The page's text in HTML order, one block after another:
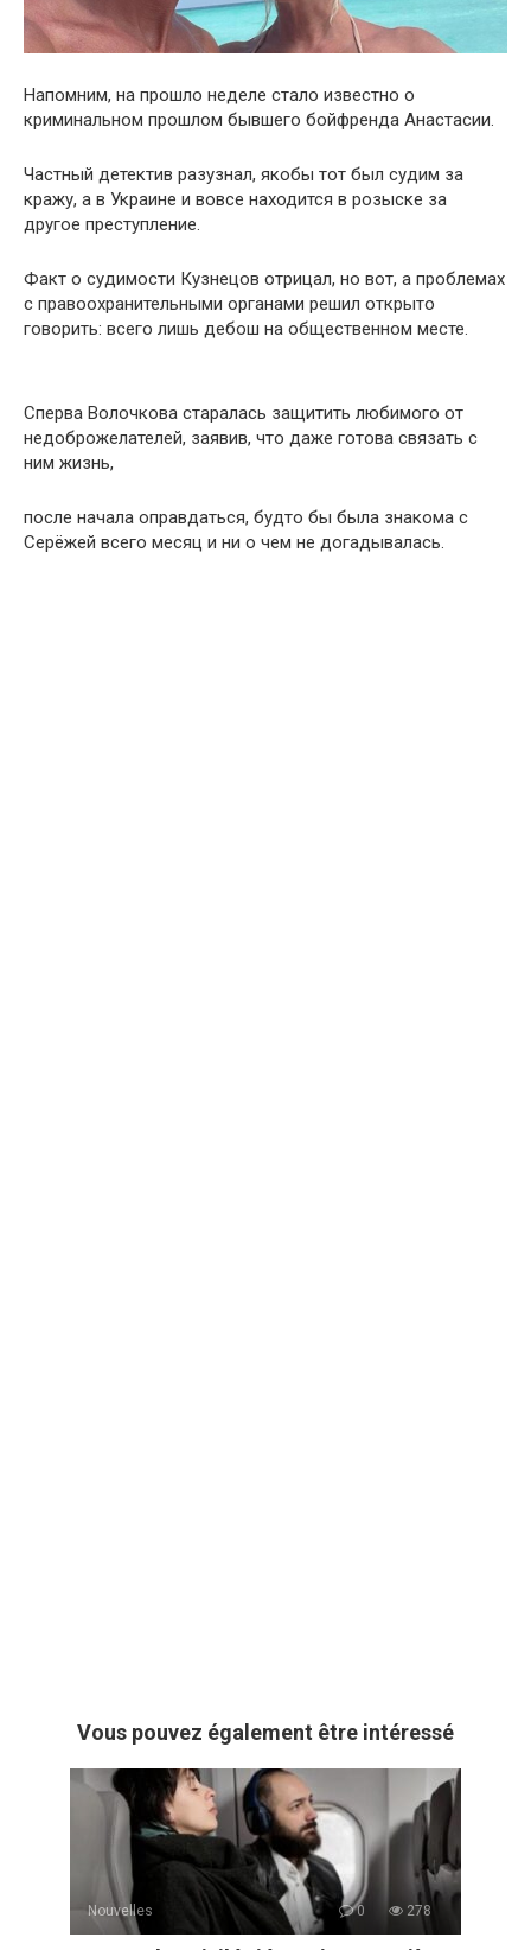
Напомним, на прошло неделе стало известно о
криминальном прошлом бывшего бойфренда Анастасии.
Частный детектив разузнал, якобы тот был судим за
кражу, а в Украине и вовсе находится в розыске за
другое преступление.
Факт о судимости Кузнецов отрицал, но вот, а проблемах
с правоохранительными органами решил открыто
говорить: всего лишь дебош на общественном месте.
Сперва Волочкова старалась защитить любимого от
недоброжелателей, заявив, что даже готова связать с
ним жизнь,
после начала оправдаться, будто бы была знакома с
Серёжей всего месяц и ни о чем не догадывалась.
Vous pouvez également être intéressé
Nouvelles 0 278